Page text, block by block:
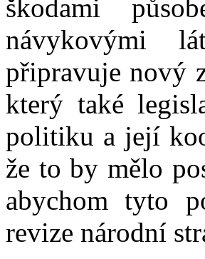
škodami
návykovými
připravuje nový
který také
politiku a její
že to by mělo
abychom tyto
revize národní